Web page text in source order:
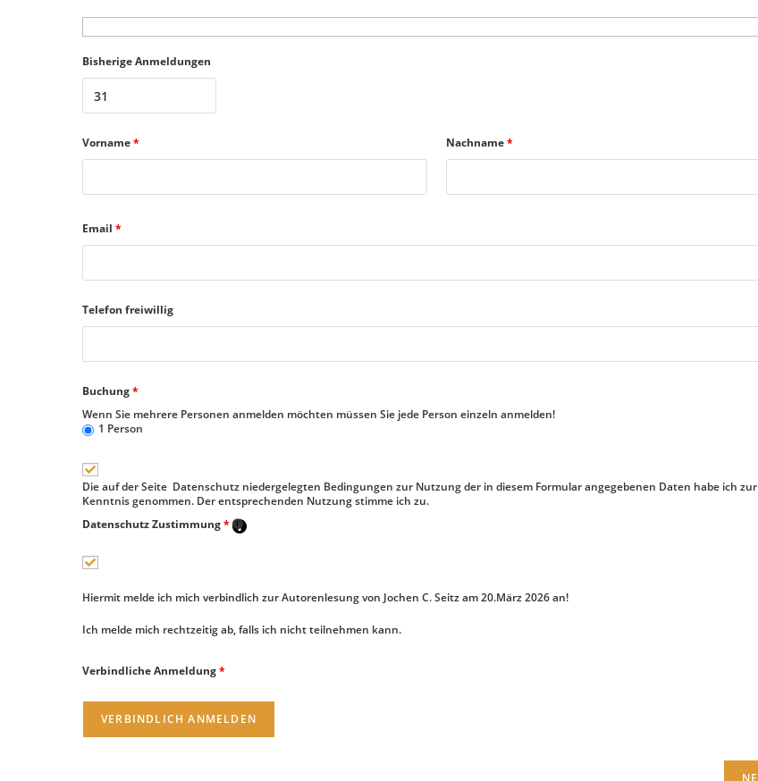
Bisherige Anmeldungen
Vorname* Nachname*
Email *
Telefon freiwillig
Buchung*
1 Person
Wenn Sie mehrere Personen anmelden möchten müssen Sie jede Person einzeln anmelden!
Datenschutz Zustimmung*
Die auf der Seite ­ Datenschutz niedergelegten Bedingungen zur Nutzung der in diesem Formular angegebenen Daten habe ich zur
Kenntnis genommen. Der entsprechenden Nutzung stimme ich zu.
Verbindliche Anmeldung*
Hiermit melde ich mich verbindlich zur Autorenlesung von Jochen C. Seitz am 20.März 2026 an!
Ich melde mich rechtzeitig ab, falls ich nicht teilnehmen kann.